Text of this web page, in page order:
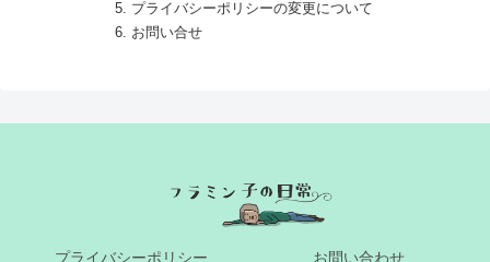
プライバシーポリシーの変更について
お問い合せ
プライバシーポリシー お問い合わせ